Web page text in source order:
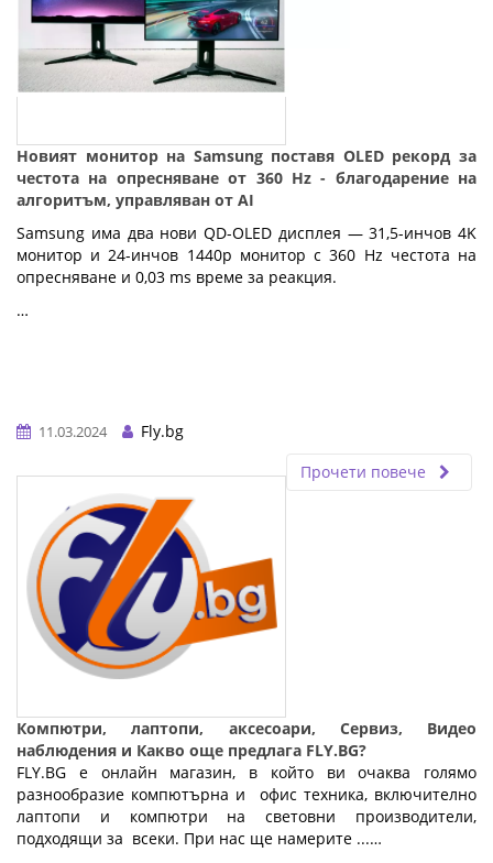
Новият монитор на Samsung поставя OLED рекорд за
честота на опресняване от 360 Hz - благодарение на
алгоритъм, управляван от AI
Samsung има два нови QD-OLED дисплея — 31,5-инчов 4K
монитор и 24-инчов 1440p монитор с 360 Hz честота на
опресняване и 0,03 ms време за реакция.
…
11.03.2024
Fly.bg
Прочети повече
Компютри, лаптопи, аксесоари, Сервиз, Видео
наблюдения и Какво още предлага FLY.BG?
FLY.BG е онлайн магазин, в който ви очаква голямо
разнообразие компютърна и офис техника, включително
лаптопи и компютри на световни производители,
подходящи за всеки. При нас ще намерите ...…